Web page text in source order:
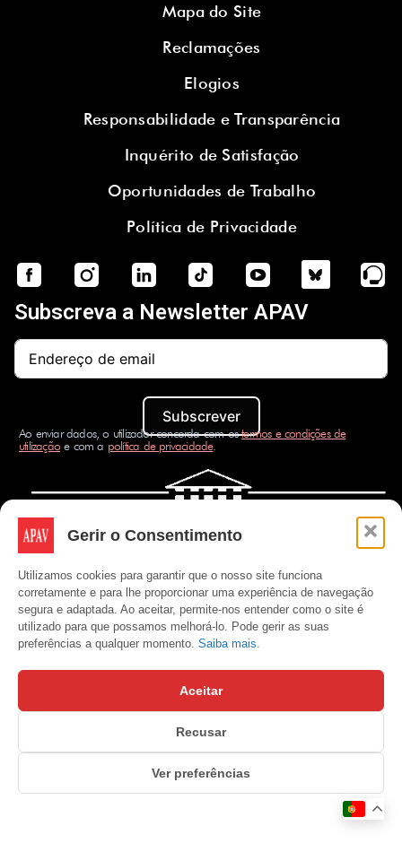
Gerir o Consentimento
Utilizamos cookies para garantir que o nosso site funciona
corretamente e para lhe proporcionar uma experiência de navegação
segura e adaptada. Ao aceitar, permite-nos entender como o site é
utilizado para que possamos melhorá-lo. Pode gerir as suas
preferências a qualquer momento. Saiba mais.
Aceitar
Recusar
Ver preferências
Mapa do Site
Reclamações
Elogios
Responsabilidade e Transparência
Inquérito de Satisfação
Oportunidades de Trabalho
Política de Privacidade
Subscreva a Newsletter APAV
Subscrever
Ao enviar dados, o utilizador concorda com ostermos e condições de
utilizaçãoe com a política de privacidade.